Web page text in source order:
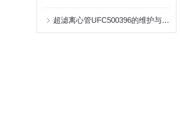
超滤离心管UFC500396的维护与清洁指南